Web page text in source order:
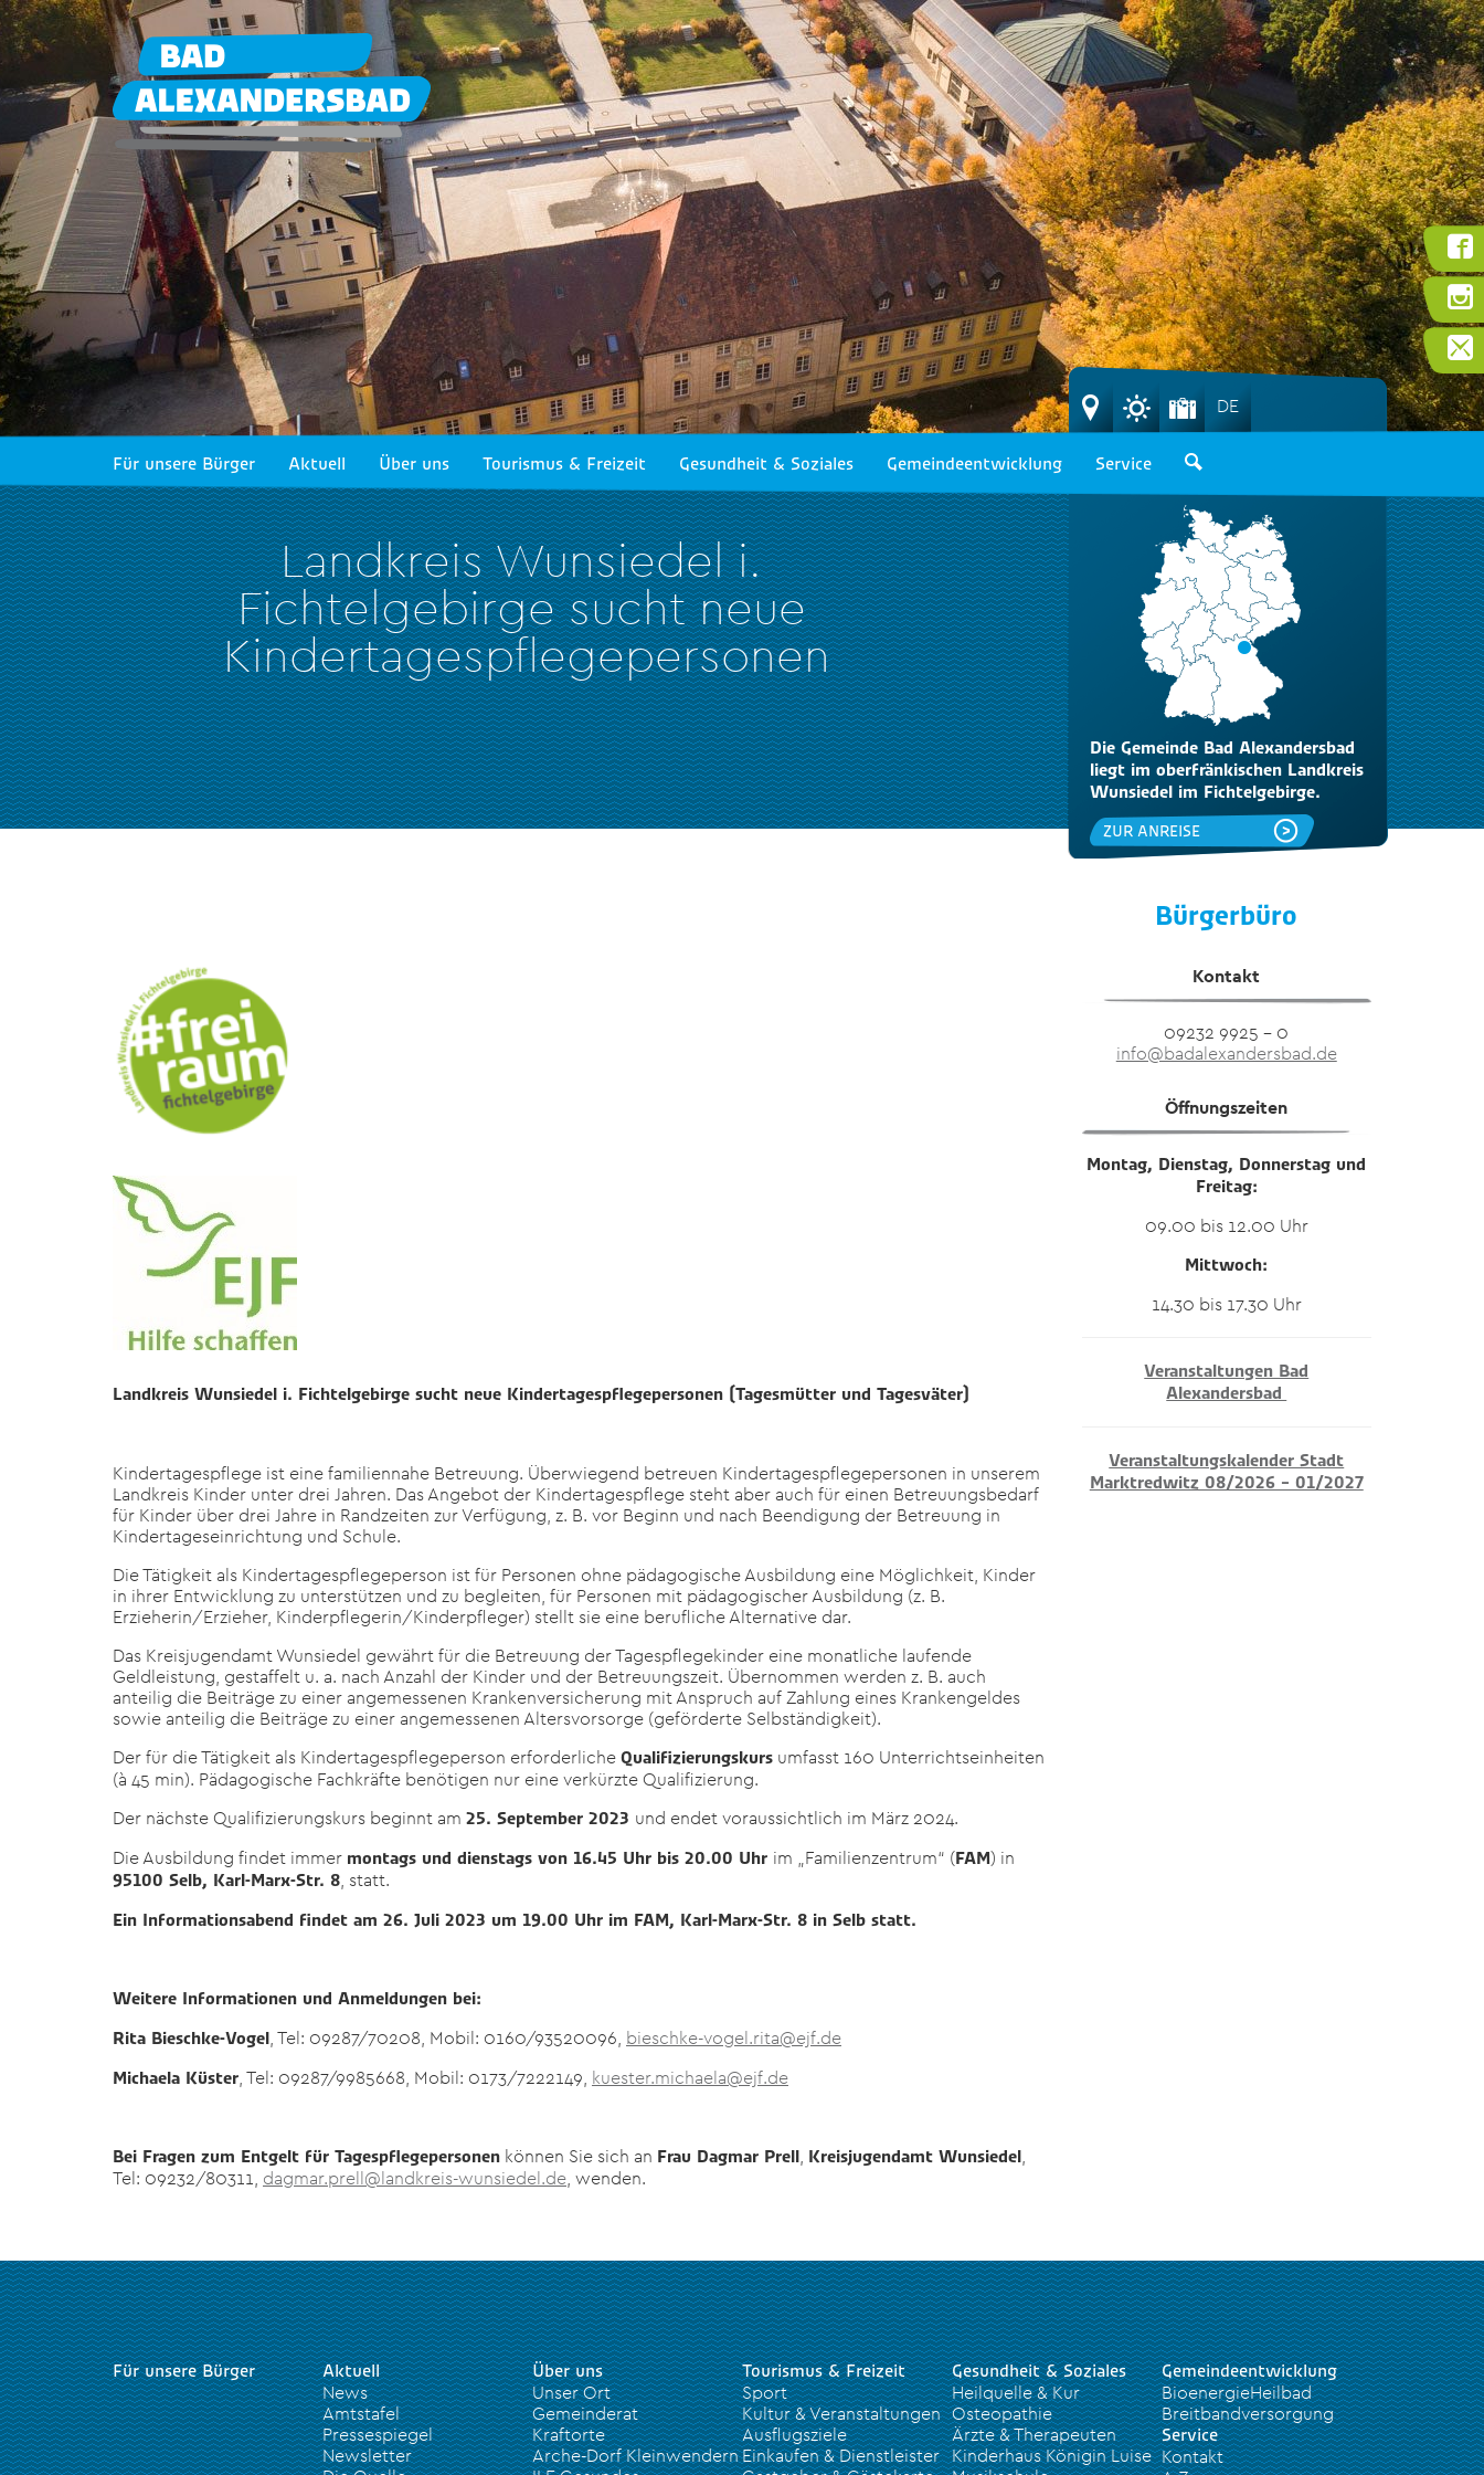
Für unsere Bürger Aktuell Über uns Tourismus & Freizeit Gesundheit & Soziales Gemeindeentwicklung Service
Landkreis Wunsiedel i.
Fichtelgebirge sucht neue
Kindertagespflegepersonen
DE
Die Gemeinde Bad Alexandersbad
liegt im oberfränkischen Landkreis
Wunsiedel im Fichtelgebirge.
ZUR ANREISE
Landkreis Wunsiedel i. Fichtelgebirge sucht neue Kindertagespflegepersonen (Tagesmütter und Tagesväter)
Kindertagespflege ist eine familiennahe Betreuung. Überwiegend betreuen Kindertagespflegepersonen in unserem
Landkreis Kinder unter drei Jahren. Das Angebot der Kindertagespflege steht aber auch für einen Betreuungsbedarf
für Kinder über drei Jahre in Randzeiten zur Verfügung, z. B. vor Beginn und nach Beendigung der Betreuung in
Kindertageseinrichtung und Schule.
Die Tätigkeit als Kindertagespflegeperson ist für Personen ohne pädagogische Ausbildung eine Möglichkeit, Kinder
in ihrer Entwicklung zu unterstützen und zu begleiten, für Personen mit pädagogischer Ausbildung (z. B.
Erzieherin/Erzieher, Kinderpflegerin/Kinderpfleger) stellt sie eine berufliche Alternative dar.
Das Kreisjugendamt Wunsiedel gewährt für die Betreuung der Tagespflegekinder eine monatliche laufende
Geldleistung, gestaffelt u. a. nach Anzahl der Kinder und der Betreuungszeit. Übernommen werden z. B. auch
anteilig die Beiträge zu einer angemessenen Krankenversicherung mit Anspruch auf Zahlung eines Krankengeldes
sowie anteilig die Beiträge zu einer angemessenen Altersvorsorge (geförderte Selbständigkeit).
Der für die Tätigkeit als Kindertagespflegeperson erforderliche Qualifizierungskurs umfasst 160 Unterrichtseinheiten
(à 45 min). Pädagogische Fachkräfte benötigen nur eine verkürzte Qualifizierung.
Der nächste Qualifizierungskurs beginnt am 25. September 2023 und endet voraussichtlich im März 2024.
Die Ausbildung findet immer montags und dienstags von 16.45 Uhr bis 20.00 Uhr im „Familienzentrum“ (FAM) in
95100 Selb, Karl-Marx-Str. 8 , statt.
Ein Informationsabend findet am 26. Juli 2023 um 19.00 Uhr im FAM, Karl-Marx-Str. 8 in Selb statt.
Weitere Informationen und Anmeldungen bei:
Rita Bieschke-Vogel , Tel: 09287/70208, Mobil: 0160/93520096, bieschke-vogel.rita@ejf.de
Michaela Küster , Tel: 09287/9985668, Mobil: 0173/7222149, kuester.michaela@ejf.de
Bei Fragen zum Entgelt für Tagespflegepersonen können Sie sich an Frau Dagmar Prell Kreisjugendamt Wunsiedel
Tel: 09232/80311, dagmar.prell@landkreis-wunsiedel.de , wenden.
Bürgerbüro
Kontakt
09232 9925 – 0
info@badalexandersbad.de
Öffnungszeiten
Montag, Dienstag, Donnerstag und
Freitag:
09.00 bis 12.00 Uhr
Mittwoch:
14.30 bis 17.30 Uhr
Veranstaltungen Bad
Alexandersbad
Veranstaltungskalender Stadt
Marktredwitz 08/2026 – 01/2027
Für unsere Bürger
Aktuell
News
Amtstafel
Pressespiegel
Newsletter
Über uns
Unser Ort
Gemeinderat
Kraftorte
Arche-Dorf Kleinwendern
Tourismus & Freizeit
Sport
Kultur & Veranstaltungen
Ausflugsziele
Einkaufen & Dienstleister
Gesundheit & Soziales
Heilquelle & Kur
Osteopathie
Ärzte & Therapeuten
Kinderhaus Königin Luise
Gemeindeentwicklung
BioenergieHeilbad
Breitbandversorgung
Service
Kontakt